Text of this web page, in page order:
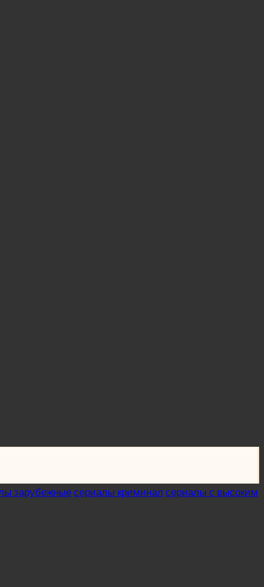
зарубежныесериалы криминал сериалы с высоким